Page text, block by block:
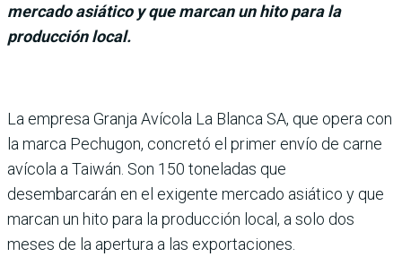
mercado asiático y que marcan un hito para la
producción local.
La empresa Granja Aví­cola La Blanca SA, que opera con
la marca Pechugon, concretó el primer envío de carne
avícola a Tai­wán. Son 150 toneladas que
desembarcarán en el exigente mercado asiático y que
mar­can un hito para la produc­ción local, a solo dos
meses de la apertura a las exportaciones.